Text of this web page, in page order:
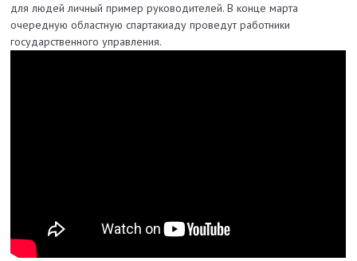
для людей личный пример руководителей. В конце марта
очередную областную спартакиаду проведут работники
государственного управления.